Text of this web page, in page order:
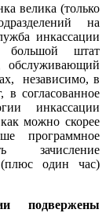
велика (только
на
инкассации
большой штат
обслуживающий
независимо, в
в согласованное
инкассации
можно скорее
программное
зачисление
один час)
подвержены